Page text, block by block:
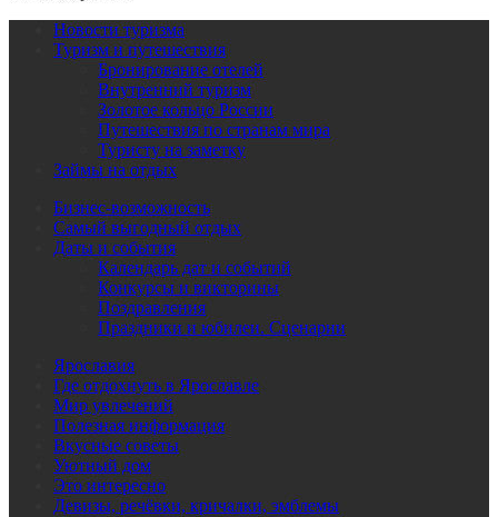
Новости туризма
Туризм и путешествия
Бронирование отелей
Внутренний туризм
Золотое кольцо России
Путешествия по странам мира
Туристу на заметку
Займы на отдых
Бизнес-возможность
Самый выгодный отдых
Даты и события
Календарь дат и событий
Конкурсы и викторины
Поздравления
Праздники и юбилеи. Сценарии
Ярославия
Где отдохнуть в Ярославле
Мир увлечений
Полезная информация
Вкусные советы
Уютный дом
Это интересно
Девизы, речёвки, кричалки, эмблемы